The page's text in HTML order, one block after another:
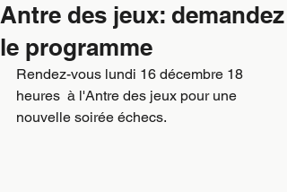
Antre des jeux: demandez
le programme
Rendez-vous lundi 16 décembre 18
heures  à l'Antre des jeux pour une
nouvelle soirée échecs.